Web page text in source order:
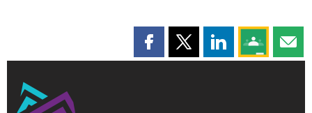
Partager cette page sur
Partager cette page sur X
Partager cette
Partagez